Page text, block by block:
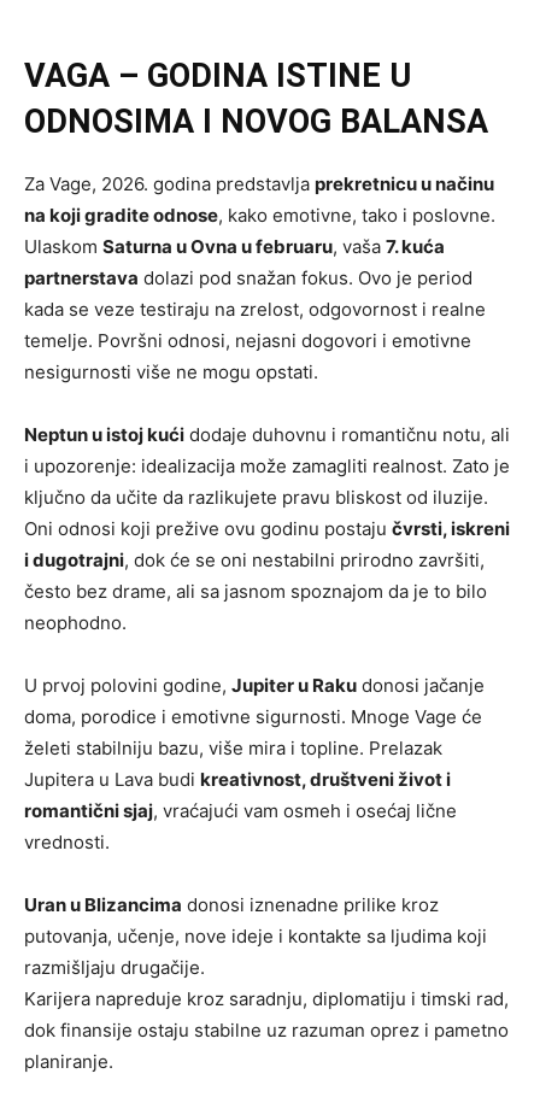
VAGA – GODINA ISTINE U
ODNOSIMA I NOVOG BALANSA
Za Vage, 2026. godina predstavlja prekretnicu u načinu
na koji gradite odnose, kako emotivne, tako i poslovne.
Ulaskom Saturna u Ovna u februaru, vaša 7. kuća
partnerstava dolazi pod snažan fokus. Ovo je period
kada se veze testiraju na zrelost, odgovornost i realne
temelje. Površni odnosi, nejasni dogovori i emotivne
nesigurnosti više ne mogu opstati.
Neptun u istoj kući dodaje duhovnu i romantičnu notu, ali
i upozorenje: idealizacija može zamagliti realnost. Zato je
ključno da učite da razlikujete pravu bliskost od iluzije.
Oni odnosi koji prežive ovu godinu postaju čvrsti, iskreni
i dugotrajni, dok će se oni nestabilni prirodno završiti,
često bez drame, ali sa jasnom spoznajom da je to bilo
neophodno.
U prvoj polovini godine, Jupiter u Raku donosi jačanje
doma, porodice i emotivne sigurnosti. Mnoge Vage će
želeti stabilniju bazu, više mira i topline. Prelazak
Jupitera u Lava budi kreativnost, društveni život i
romantični sjaj, vraćajući vam osmeh i osećaj lične
vrednosti.
Uran u Blizancima donosi iznenadne prilike kroz
putovanja, učenje, nove ideje i kontakte sa ljudima koji
razmišljaju drugačije.
Karijera napreduje kroz saradnju, diplomatiju i timski rad,
dok finansije ostaju stabilne uz razuman oprez i pametno
planiranje.